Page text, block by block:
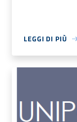
LEGGI DI PIÙ